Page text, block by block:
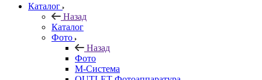
Каталог
Назад
Каталог
Фото
Назад
Фото
M-Система